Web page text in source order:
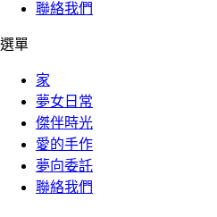
聯絡我們
選單
家
夢女日常
傑伴時光
愛的手作
夢向委託
聯絡我們